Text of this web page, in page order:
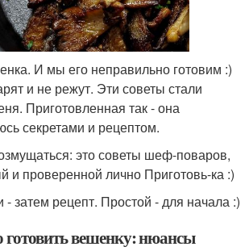
И мы его неправильно готовим :)
и не режут. Эти советы стали
Приготовленная так - она
секретами и рецептом.
это советы шеф-поваров,
и проверенной лично Приготовь-ка :)
- затем рецепт. Простой - для начала :)
вешенку: нюансы